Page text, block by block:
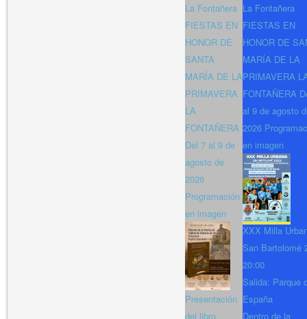
La Fontañera
FIESTAS EN
HONOR DE
SANTA
MARÍA DE LA
PRIMAVERA
LA
FONTAÑERA
Del 7 al 9 de
agosto de
2026
Programación
en imagen
Presentación
del libro
La Fontañera
FIESTAS EN
HONOR DE
MARÍA DE LA
PRIMAVERA
FONTAÑERA
al 9 de agosto
2026
en imagen
XXX Milla
San Bartolomé
20:00
Salida: Parque
España
Dentro de la